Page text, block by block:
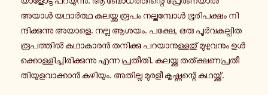
അയാൾ യ­ഥാർ­ത്ഥ ക­ല­യ്ക്കു രൂപം ന­ല്കു­മ്പോൾ ഭൂ­രി­പ­ക്ഷം നി­
ന്ദി­ക്കു­ന്നു അയാളെ. നല്ല ആശയം. പക്ഷേ, ഒരു പൂർ­വ­ക­ല്പി­ത­
രൂ­പ­ത്തിൽ ക­ഥാ­കാ­രൻ ത­നി­ക്കു പ­റ­യാ­നു­ള്ള­തു് മു­ഴു­വ­നും ഉൾ­
ക്കൊ­ള്ളി­ച്ചി­രി­ക്കു­ന്നു എന്ന പ്ര­തീ­തി. ക­ല­യ്ക്കു ത­ത്ക്ഷ­ണ­പ്ര­തീ­
തി­യു­ള­വാ­ക്കാൻ ക­ഴി­യും. അ­തി­ല്ല മുരളീ കൃ­ഷ്ണ­ന്റെ ക­ഥ­യ്ക്കു്.